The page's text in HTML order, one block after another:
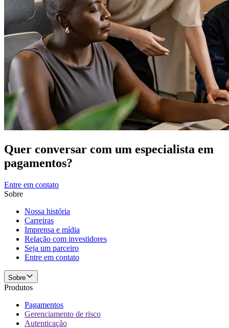
Quer conversar com um especialista em
pagamentos?
Entre em contato
Sobre
Nossa história
Carreiras
Imprensa e mídia
Relação com investidores
Seja um parceiro
Entre em contato
Sobre
Produtos
Pagamentos
Gerenciamento de risco
Autenticação